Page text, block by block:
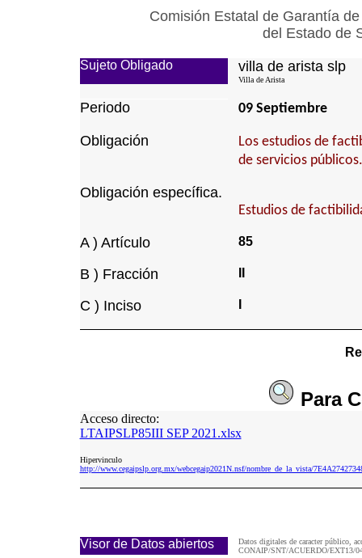
Comisión Estatal de Garantía
del Estado de
Sujeto Obligado villa de arista slp
Villa de Arista
Periodo 09 Septiembre
Obligación
Los estudios de
de servicios públicos.
Obligación específica.
Estudios de
A ) Artículo 85
B ) Fracción
C ) Inciso
Para
Acceso directo:
LTAIPSLP85III SEP 2021.xlsx
Hipervinculo
http://www.cegaipslp.org.mx/webcegaip2021N.nsf/nombre_de_la_vista/
Visor de Datos abiertos
Datos digitales de caracter público,
CONAIP/SNT/ACUERDO/EXT13/